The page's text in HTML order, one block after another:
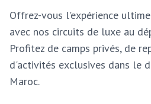
Offrez-vous l'expérience
avec nos circuits de luxe au
Profitez de camps privés, de
d'activités exclusives dans le
Maroc.